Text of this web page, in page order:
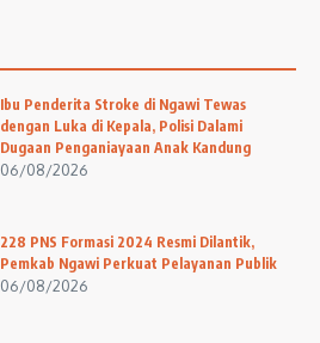
Ibu Penderita Stroke di Ngawi Tewas
dengan Luka di Kepala, Polisi Dalami
Dugaan Penganiayaan Anak Kandung
06/08/2026
228 PNS Formasi 2024 Resmi Dilantik,
Pemkab Ngawi Perkuat Pelayanan Publik
06/08/2026